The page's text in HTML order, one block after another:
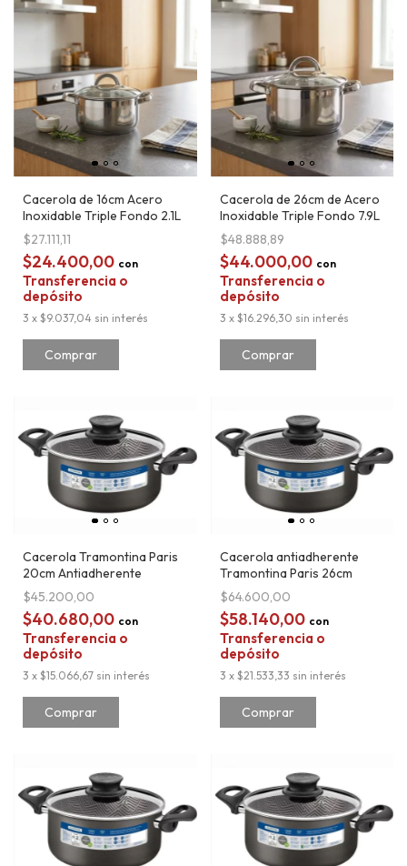
Cacerola de 16cm Acero
Inoxidable Triple Fondo 2.1L
$27.111,11
$24.400,00 con
Transferencia o
depósito
3 x $9.037,04 sin interés
Cacerola de 26cm de Acero
Inoxidable Triple Fondo 7.9L
$48.888,89
$44.000,00 con
Transferencia o
depósito
3 x $16.296,30 sin interés
Cacerola Tramontina Paris
20cm Antiadherente
$45.200,00
$40.680,00 con
Transferencia o
depósito
3 x $15.066,67 sin interés
Cacerola antiadherente
Tramontina Paris 26cm
$64.600,00
$58.140,00 con
Transferencia o
depósito
3 x $21.533,33 sin interés